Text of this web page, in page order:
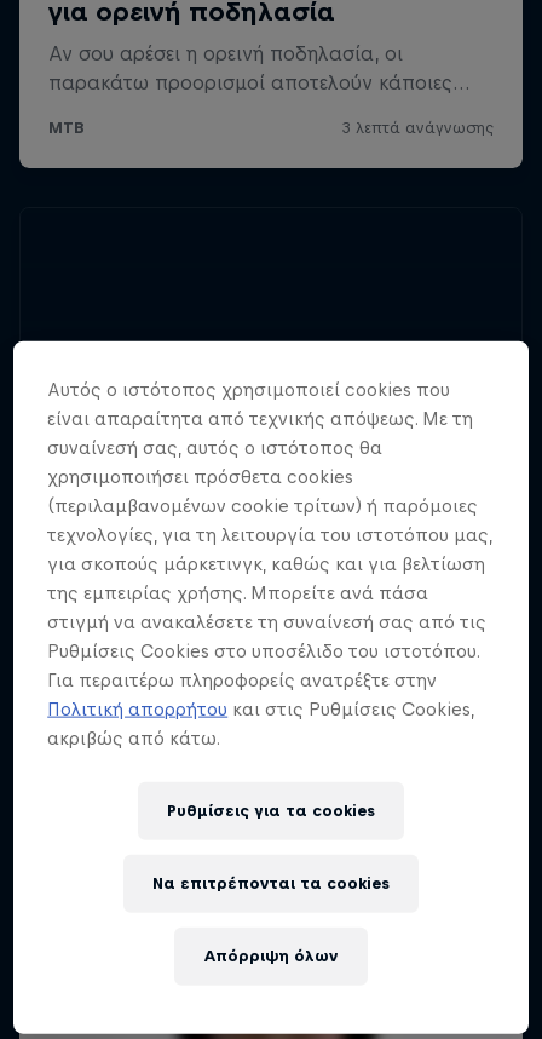
Το Παγκόσμιο Κύπελλο Ορεινής Ποδηλασίας
Αυτός ο ιστότοπος χρησιμοποιεί cookies που
είναι απαραίτητα από τεχνικής απόψεως. Με τη
συναίνεσή σας, αυτός ο ιστότοπος θα
χρησιμοποιήσει πρόσθετα cookies
(περιλαμβανομένων cookie τρίτων) ή παρόμοιες
τεχνολογίες, για τη λειτουργία του ιστοτόπου μας,
για σκοπούς μάρκετινγκ, καθώς και για βελτίωση
της εμπειρίας χρήσης. Μπορείτε ανά πάσα
στιγμή να ανακαλέσετε τη συναίνεσή σας από τις
Ρυθμίσεις Cookies στο υποσέλιδο του ιστοτόπου.
Για περαιτέρω πληροφορείς ανατρέξτε στην
Πολιτική απορρήτου και στις Ρυθμίσεις Cookies,
ακριβώς από κάτω.
Ρυθμίσεις για τα cookies
Απόρριψη όλων
Να επιτρέπονται τα cookies